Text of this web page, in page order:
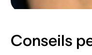
Conseils